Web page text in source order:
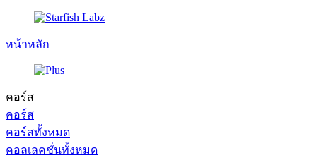
หน้าหลัก
คอร์ส
คอร์ส
คอร์สทั้งหมด
คอลเลคชั่นทั้งหมด